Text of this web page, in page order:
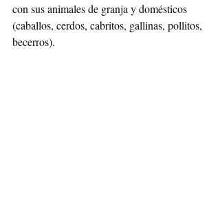
con sus animales de granja y domésticos
(caballos, cerdos, cabritos, gallinas, pollitos,
becerros).